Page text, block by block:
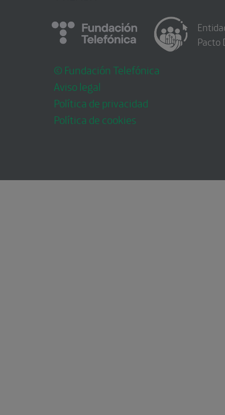
© Fundación Telefónica
Aviso legal
Política de privacidad
Política de cookies
Pacto